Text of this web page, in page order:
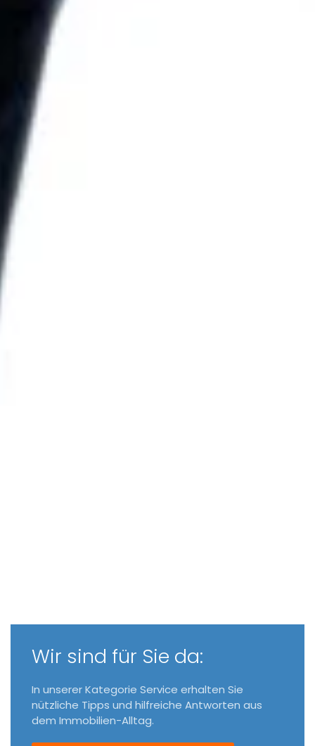
Wir sind für Sie da:
In unserer Kategorie Service erhalten Sie
nützliche Tipps und hilfreiche Antworten aus
dem Immobilien-Alltag.